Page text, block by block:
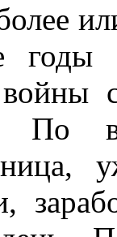
годы
По